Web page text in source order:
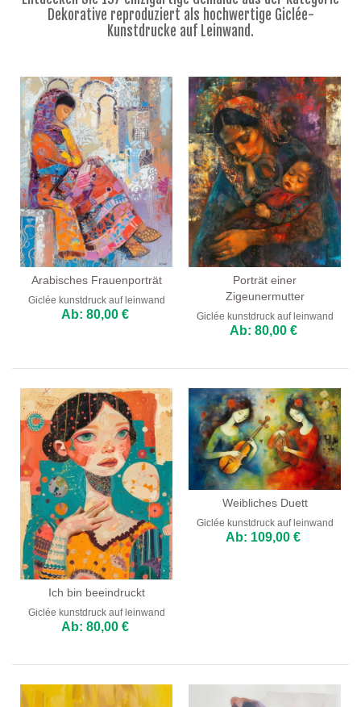
Moderne
Dekorative
Nach Raum
Dekorative reproduziert als hochwertige Giclée-
Kunstdrucke auf Leinwand.
Arabisches Frauenporträt
Giclée kunstdruck auf leinwand
Ab: 80,00 €
Porträt einer
Zigeunermutter
Giclée kunstdruck auf leinwand
Ab: 80,00 €
Ich bin beeindruckt
Giclée kunstdruck auf leinwand
Ab: 80,00 €
Weibliches Duett
Giclée kunstdruck auf leinwand
Ab: 109,00 €